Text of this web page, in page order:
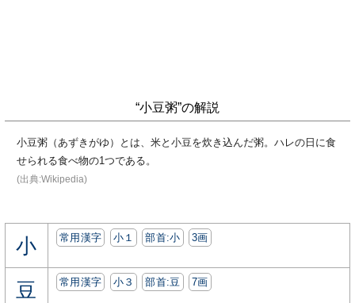
“小豆粥”の解説
小豆粥（あずきがゆ）とは、米と小豆を炊き込んだ粥。ハレの日に食
せられる食べ物の1つである。
(出典:Wikipedia)
小 常用漢字 小１ 部首:⼩ 3画
豆 常用漢字 小３ 部首:⾖ 7画